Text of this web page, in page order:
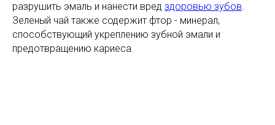
разрушить эмаль и нанести вред здоровью зубов.
Зеленый чай также содержит фтор - минерал,
способствующий укреплению зубной эмали и
предотвращению кариеса.